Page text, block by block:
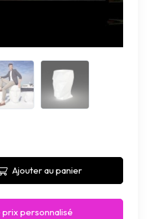
Ajouter au panier
personnalisé